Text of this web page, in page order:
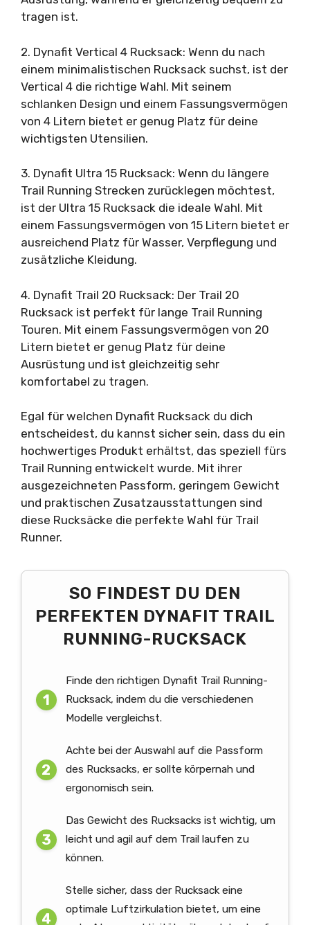
tragen ist.
2. Dynafit Vertical 4 Rucksack: Wenn du nach
einem minimalistischen Rucksack suchst, ist der
Vertical 4 die richtige Wahl. Mit seinem
schlanken Design und einem Fassungsvermögen
von 4 Litern bietet er genug Platz für deine
wichtigsten Utensilien.
3. Dynafit Ultra 15 Rucksack: Wenn du längere
Trail Running Strecken zurücklegen möchtest,
ist der Ultra 15 Rucksack die ideale Wahl. Mit
einem Fassungsvermögen von 15 Litern bietet er
ausreichend Platz für Wasser, Verpflegung und
zusätzliche Kleidung.
4. Dynafit Trail 20 Rucksack: Der Trail 20
Rucksack ist perfekt für lange Trail Running
Touren. Mit einem Fassungsvermögen von 20
Litern bietet er genug Platz für deine
Ausrüstung und ist gleichzeitig sehr
komfortabel zu tragen.
Egal für welchen Dynafit Rucksack du dich
entscheidest, du kannst sicher sein, dass du ein
hochwertiges Produkt erhältst, das speziell fürs
Trail Running entwickelt wurde. Mit ihrer
ausgezeichneten Passform, geringem Gewicht
und praktischen Zusatzausstattungen sind
diese Rucksäcke die perfekte Wahl für Trail
Runner.
SO FINDEST DU DEN
PERFEKTEN DYNAFIT TRAIL
RUNNING-RUCKSACK
Finde den richtigen Dynafit Trail Running-
Rucksack, indem du die verschiedenen
Modelle vergleichst.
Achte bei der Auswahl auf die Passform
des Rucksacks, er sollte körpernah und
ergonomisch sein.
Das Gewicht des Rucksacks ist wichtig, um
leicht und agil auf dem Trail laufen zu
können.
Stelle sicher, dass der Rucksack eine
optimale Luftzirkulation bietet, um eine